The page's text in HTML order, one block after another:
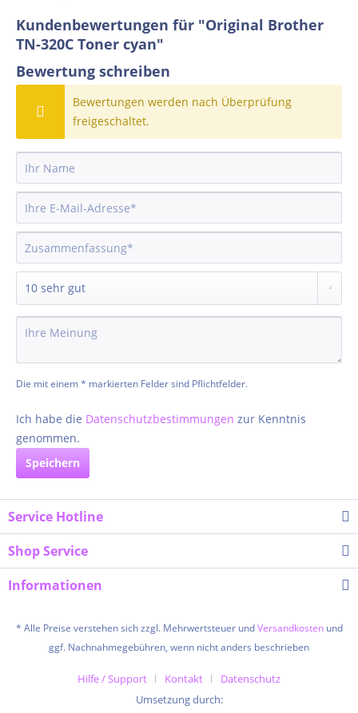
Kundenbewertungen für "Original Brother
TN-320C Toner cyan"
Bewertung schreiben
Bewertungen werden nach Überprüfung
freigeschaltet.
Die mit einem * markierten Felder sind Pflichtfelder.
Ich habe die Datenschutzbestimmungen zur Kenntnis
genommen.
Speichern
Service Hotline
Shop Service
Informationen
* Alle Preise verstehen sich zzgl. Mehrwertsteuer undVersandkostenund
ggf. Nachnahmegebühren, wenn nicht anders beschrieben
Hilfe / Support Kontakt
Datenschutz
Umsetzung durch: